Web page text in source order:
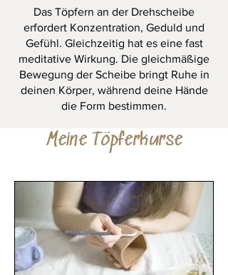
Das Töpfern an der Drehscheibe
erfordert Konzentration, Geduld und
Gefühl. Gleichzeitig hat es eine fast
meditative Wirkung. Die gleichmäßige
Bewegung der Scheibe bringt Ruhe in
deinen Körper, während deine Hände
die Form bestimmen.
Meine Töpferkurse